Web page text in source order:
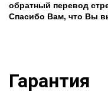
обратный перевод
Спасибо Вам, что Вы
Гарантия